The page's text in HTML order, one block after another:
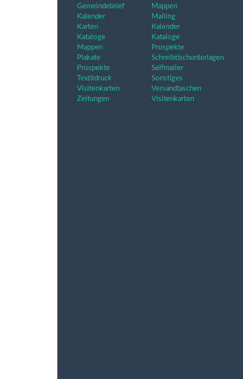
Gemeindebrief
Kalender
Karten
Kataloge
Mappen
Plakate
Prospekte
Textildruck
Visitenkarten
Zeitungen
Mappen
Mailing
Kalender
Kataloge
Prospekte
Schreibtischunterlagen
Selfmailer
Sonstiges
Versandtaschen
Visitenkarten